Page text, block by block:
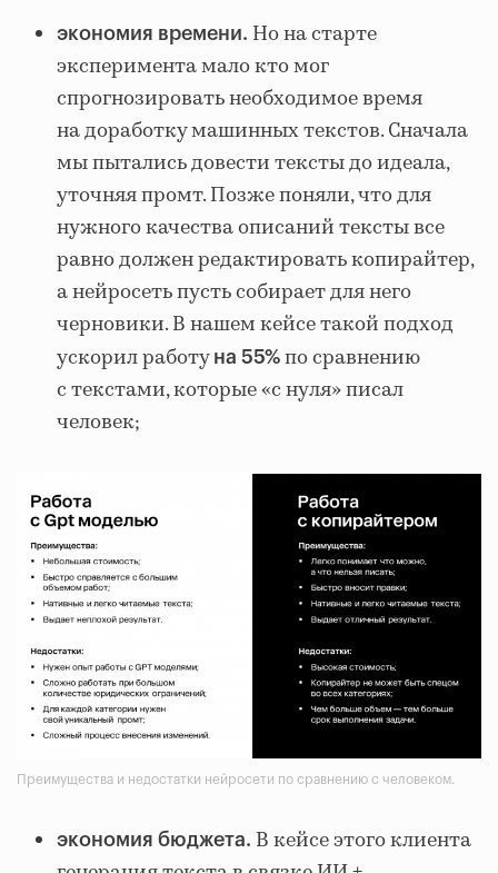
экономия времени. Но на старте
эксперимента мало кто мог
спрогнозировать необходимое время
на доработку машинных текстов. Сначала
мы пытались довести тексты до идеала,
уточняя промт. Позже поняли, что для
нужного качества описаний тексты все
равно должен редактировать копирайтер,
а нейросеть пусть собирает для него
черновики. В нашем кейсе такой подход
ускорил работу на 55% по сравнению
с текстами, которые «с нуля» писал
человек;
Преимущества и недостатки нейросети по сравнению с человеком.
экономия бюджета. В кейсе этого клиента